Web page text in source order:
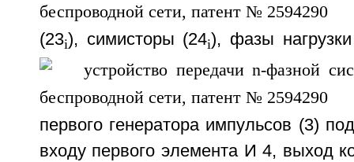
(23i), симисторы (24i), фазы
первого генератора импульсов (3)
входу первого элемента И 4, выход